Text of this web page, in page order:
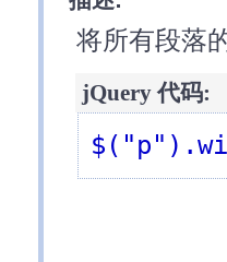
将所有段落
jQuery 代码: